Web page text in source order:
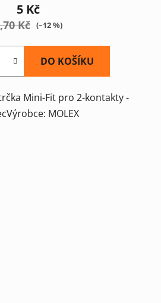
5 Kč
Kč (–12 %)
DO KOŠÍKU
Mini-Fit pro 2-kontakty -
MOLEX